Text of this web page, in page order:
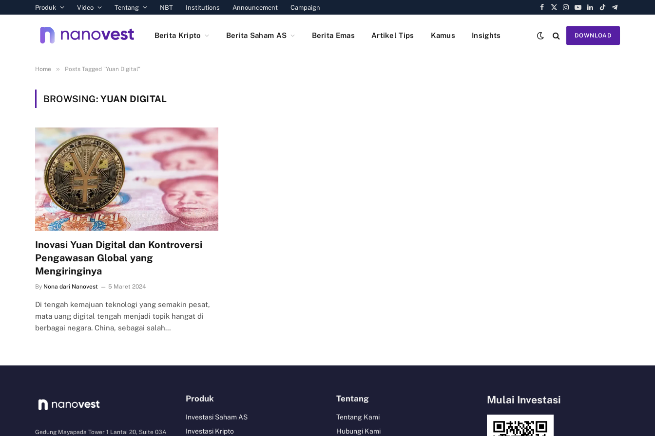
Produk Video Tentang NBT Institutions Announcement Campaign
Facebook
X
Instagram
YouTube
LinkedIn
TikTokTelegram
Berita Kripto Berita Saham AS Berita Emas Artikel Tips Kamus Insights DOWNLOAD
Home » Posts Tagged "Yuan Digital"
BROWSING: YUAN DIGITAL
Inovasi Yuan Digital dan Kontroversi
Pengawasan Global yang
Mengiringinya
By Nona dari Nanovest 5 Maret 2024
Di tengah kemajuan teknologi yang semakin pesat,
mata uang digital tengah menjadi topik hangat di
berbagai negara. China, sebagai salah…
Gedung Mayapada Tower 1 Lantai 20, Suite 03A
Produk
Investasi Saham AS
Investasi Kripto
Tentang
Tentang Kami
Hubungi Kami
Mulai Investasi